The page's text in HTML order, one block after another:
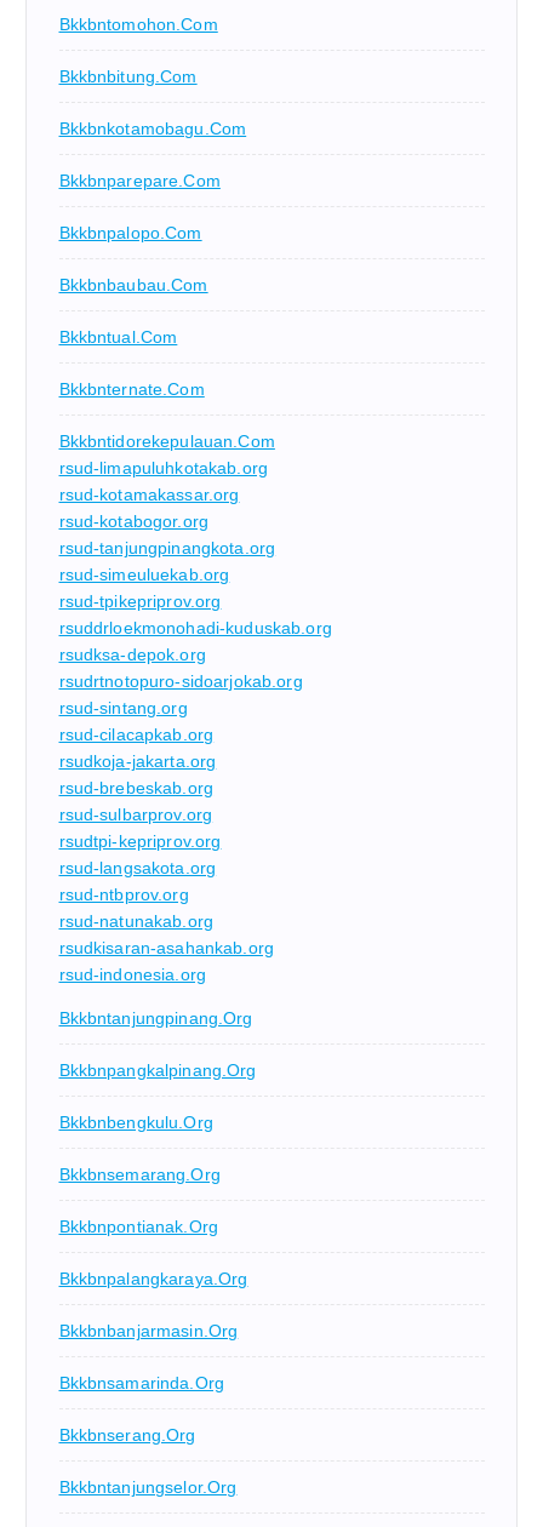
Bkkbntomohon.com
Bkkbnbitung.com
Bkkbnkotamobagu.com
Bkkbnparepare.com
Bkkbnpalopo.com
Bkkbnbaubau.com
Bkkbntual.com
Bkkbnternate.com
Bkkbntidorekepulauan.com
rsud-limapuluhkotakab.org
rsud-kotamakassar.org
rsud-kotabogor.org
rsud-tanjungpinangkota.org
rsud-simeuluekab.org
rsud-tpikepriprov.org
rsuddrloekmonohadi-kuduskab.org
rsudksa-depok.org
rsudrtnotopuro-sidoarjokab.org
rsud-sintang.org
rsud-cilacapkab.org
rsudkoja-jakarta.org
rsud-brebeskab.org
rsud-sulbarprov.org
rsudtpi-kepriprov.org
rsud-langsakota.org
rsud-ntbprov.org
rsud-natunakab.org
rsudkisaran-asahankab.org
rsud-indonesia.org
Bkkbntanjungpinang.org
Bkkbnpangkalpinang.org
Bkkbnbengkulu.org
Bkkbnsemarang.org
Bkkbnpontianak.org
Bkkbnpalangkaraya.org
Bkkbnbanjarmasin.org
Bkkbnsamarinda.org
Bkkbnserang.org
Bkkbntanjungselor.org